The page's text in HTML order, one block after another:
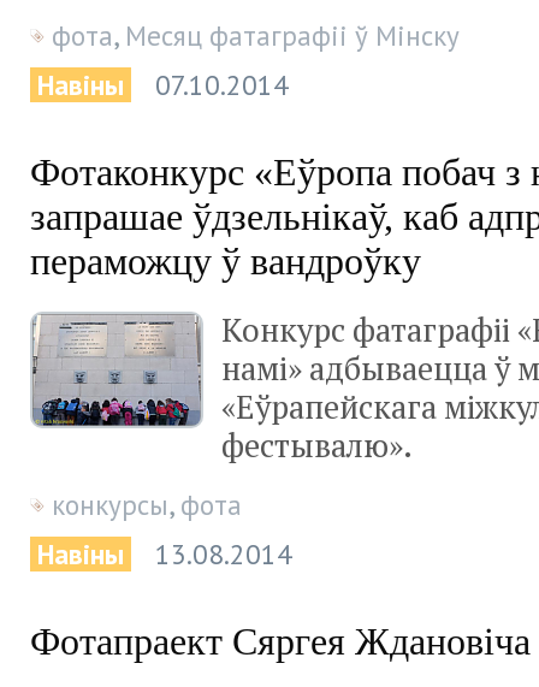
фота, Месяц фатаграфіі ў Мінску
Навіны
07.10.2014
Фотаконкурс «Еўропа побач з
запрашае ўдзельнікаў, каб
пераможцу ў вандроўку
Конкурс фатаграфіі
намі» адбываецца ў
«Еўрапейскага
фестывалю».
конкурсы, фота
Навіны
13.08.2014
Фотапраект Сяргея